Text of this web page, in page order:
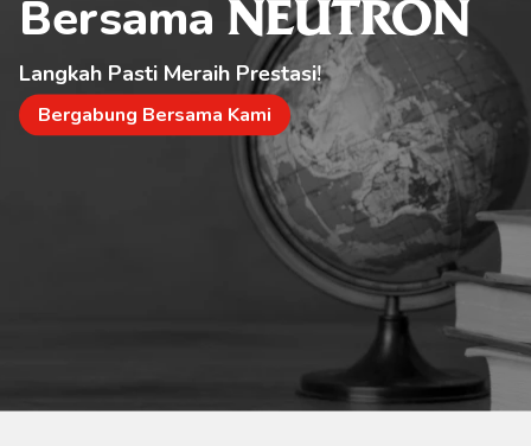
Bersama NEUTRON
Langkah Pasti Meraih Prestasi!
Bergabung Bersama Kami